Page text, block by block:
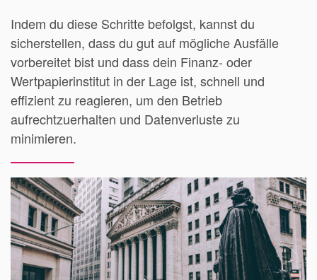
Indem du diese Schritte befolgst, kannst du
sicherstellen, dass du gut auf mögliche Ausfälle
vorbereitet bist und dass dein Finanz- oder
Wertpapierinstitut in der Lage ist, schnell und
effizient zu reagieren, um den Betrieb
aufrechtzuerhalten und Datenverluste zu
minimieren.